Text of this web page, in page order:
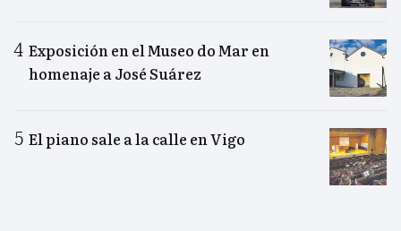
Exposición en el Museo do Mar en
homenaje a José Suárez
El piano sale a la calle en Vigo